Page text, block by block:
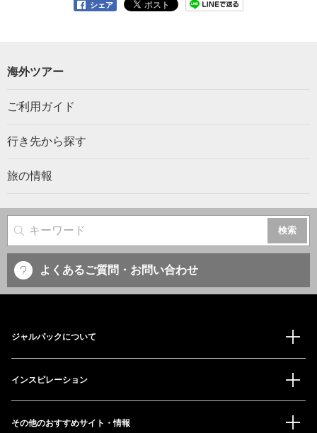
シェア
海外ツアー
ご利用ガイド
行き先から探す
旅の情報
サイト内検索
よくあるご質問・お問い合わせ
ジャルパックについて
インスピレーション
その他のおすすめサイト・情報